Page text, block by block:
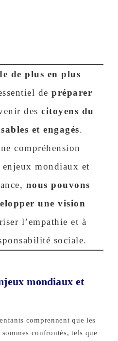
de plus en plus
depréparer
descitoyens du
et engagés.
compréhension
mondiaux et
nous pouvons
une vision
l’empathie et à
sociale.
mondiaux et
comprennent que les
confrontés, tels que